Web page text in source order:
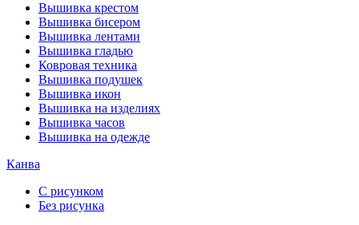
Вышивка крестом
Вышивка бисером
Вышивка лентами
Вышивка гладью
Ковровая техника
Вышивка подушек
Вышивка икон
Вышивка на изделиях
Вышивка часов
Вышивка на одежде
Канва
С рисунком
Без рисунка